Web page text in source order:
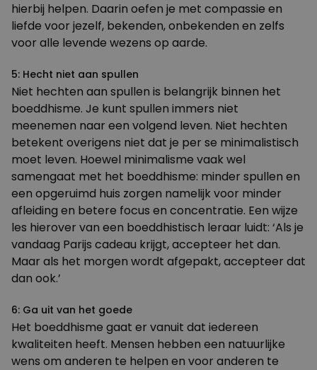
hierbij helpen. Daarin oefen je met compassie en
liefde voor jezelf, bekenden, onbekenden en zelfs
voor alle levende wezens op aarde.
5: Hecht niet aan spullen
Niet hechten aan spullen is belangrijk binnen het
boeddhisme. Je kunt spullen immers niet
meenemen naar een volgend leven. Niet hechten
betekent overigens niet dat je per se minimalistisch
moet leven. Hoewel minimalisme vaak wel
samengaat met het boeddhisme: minder spullen en
een opgeruimd huis zorgen namelijk voor minder
afleiding en betere focus en concentratie. Een wijze
les hierover van een boeddhistisch leraar luidt: ‘Als je
vandaag Parijs cadeau krijgt, accepteer het dan.
Maar als het morgen wordt afgepakt, accepteer dat
dan ook.’
6: Ga uit van het goede
Het boeddhisme gaat er vanuit dat iedereen
kwaliteiten heeft. Mensen hebben een natuurlijke
wens om anderen te helpen en voor anderen te